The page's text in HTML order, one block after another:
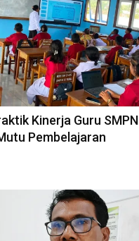
Kinerja Guru
Pembelajaran